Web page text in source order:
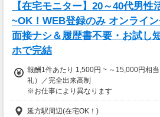
70歳以降では低負荷業務や季節により
相談の上短時間勤務をすることもあるた
給与が上記になる場合がございます。
＜月収例＞
（日給1万6,440円×月20日勤務）
【在宅モニター】20～40代男性
~OK！WEB登録のみ オンライ
面接ナシ＆履歴書不要・お試し
ホで完結
報酬1件あたり 1,500円 ~ ～15,000円相
礼）／完全出来高制
※お仕事により異なります
※アンケート回答後、内容確認・承認を
礼をお支払いします
延方駅周辺(在宅OK！)